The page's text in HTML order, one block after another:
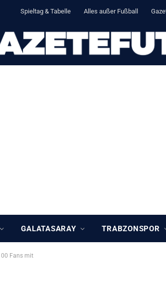
Spieltag & Tabelle Alles außer Fußball
GALATASARAY TRABZONSPOR
Fans mit